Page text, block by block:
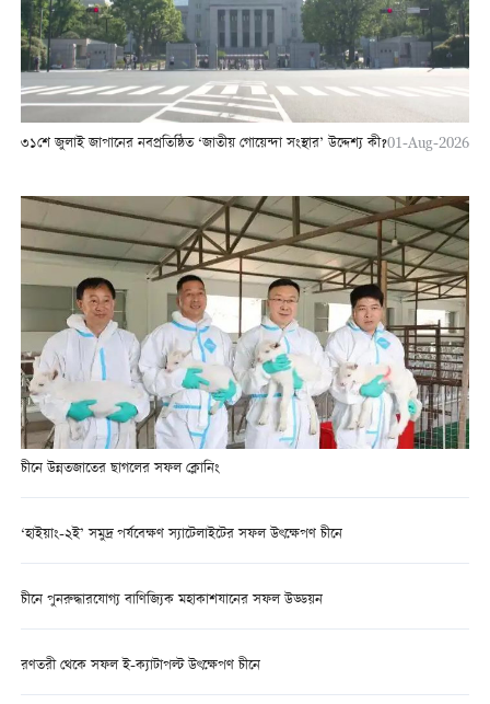
৩১শে জুলাই জাপানের নবপ্রতিষ্ঠিত ‘জাতীয় গোয়েন্দা সংস্থার’ উদ্দেশ্য কী?01-Aug-2026
চীনে উন্নতজাতের ছাগলের সফল ক্লোনিং
‘হাইয়াং-২ই’ সমুদ্র পর্যবেক্ষণ স্যাটেলাইটের সফল উৎক্ষেপণ চীনে
চীনে পুনরুদ্ধারযোগ্য বাণিজ্যিক মহাকাশযানের সফল উড্ডয়ন
রণতরী থেকে সফল ই-ক্যাটাপল্ট উৎক্ষেপণ চীনে